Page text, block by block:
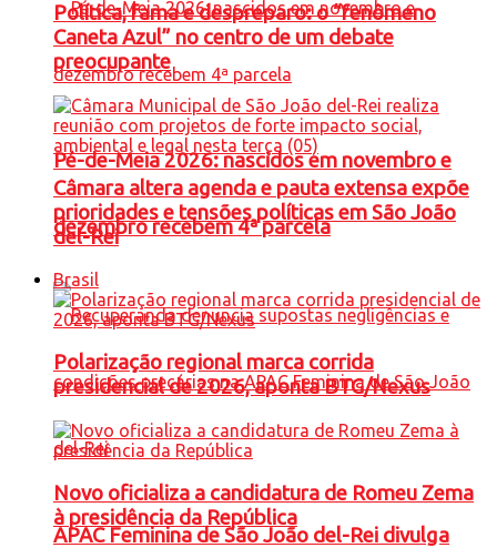
Pé-de-Meia 2026: nascidos em novembro e
dezembro recebem 4ª parcela
APAC Feminina de São João del-Rei divulga
Política, fama e despreparo: o “fenômeno
Caneta Azul” no centro de um debate
preocupante
Câmara altera agenda e pauta extensa expõe
prioridades e tensões políticas em São João
del-Rei
Brasil
Polarização regional marca corrida
presidencial de 2026, aponta BTG/Nexus
Novo oficializa a candidatura de Romeu Zema
à presidência da República